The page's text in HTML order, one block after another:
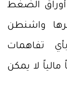
أوراق الضغط
واشنطن
تفاهمات
لا يمكن